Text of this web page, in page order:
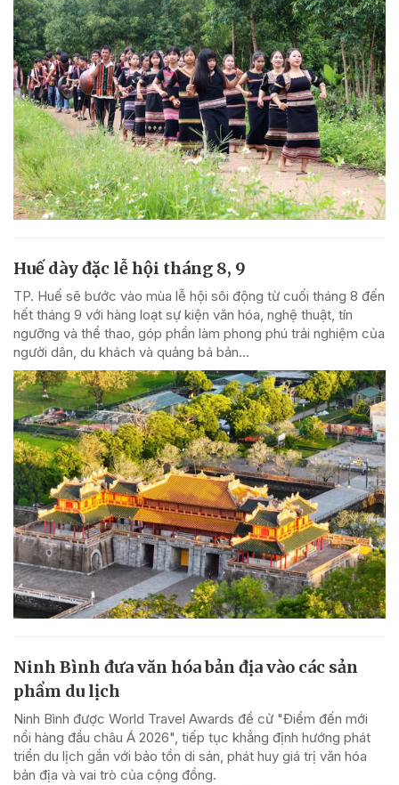
Huế dày đặc lễ hội tháng 8, 9
TP. Huế sẽ bước vào mùa lễ hội sôi động từ cuối tháng 8 đến
hết tháng 9 với hàng loạt sự kiện văn hóa, nghệ thuật, tín
ngưỡng và thể thao, góp phần làm phong phú trải nghiệm của
người dân, du khách và quảng bá bản...
Ninh Bình đưa văn hóa bản địa vào các sản
phẩm du lịch
Ninh Bình được World Travel Awards đề cử "Điểm đến mới
nổi hàng đầu châu Á 2026", tiếp tục khẳng định hướng phát
triển du lịch gắn với bảo tồn di sản, phát huy giá trị văn hóa
bản địa và vai trò của cộng đồng.